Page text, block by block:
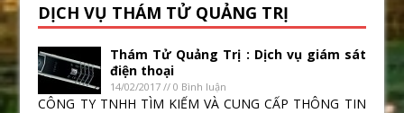
DỊCH VỤ THÁM TỬ QUẢNG TRỊ
Thám Tử Quảng Trị : Dịch vụ giám sát
điện thoại
14/02/2017 // 0 Bình luận
CÔNG TY TNHH TÌM KIẾM VÀ CUNG CẤP THÔNG TIN